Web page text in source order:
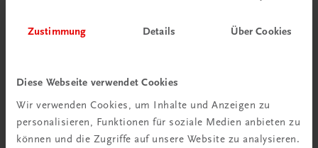
Zustimmung Details Über Cookies
Diese Webseite verwendet Cookies
Wir verwenden Cookies, um Inhalte und Anzeigen zu
personalisieren, Funktionen für soziale Medien anbieten zu
können und die Zugriffe auf unsere Website zu analysieren.